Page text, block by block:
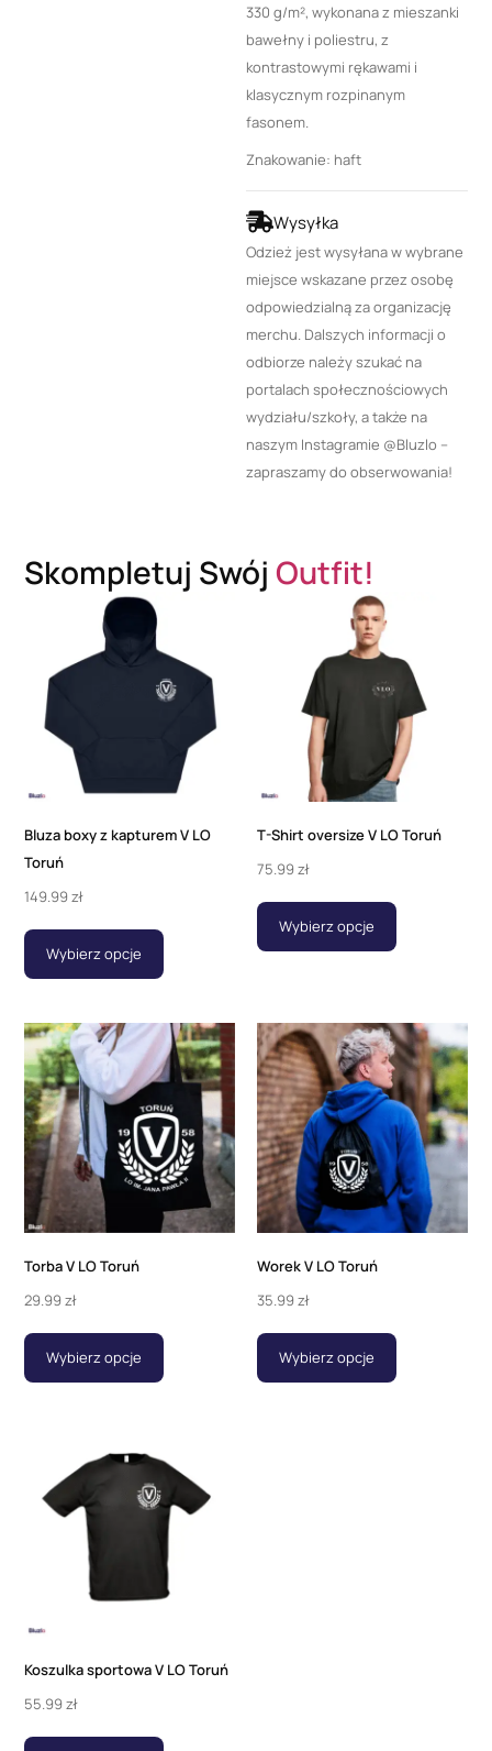
330 g/m², wykonana z mieszanki
bawełny i poliestru, z
kontrastowymi rękawami i
klasycznym rozpinanym
fasonem.
Znakowanie: haft
Wysyłka
Odzież jest wysyłana w wybrane
miejsce wskazane przez osobę
odpowiedzialną za organizację
merchu. Dalszych informacji o
odbiorze należy szukać na
portalach społecznościowych
wydziału/szkoły, a także na
naszym Instagramie @Bluzlo –
zapraszamy do obserwowania!
Skompletuj SwójOutfit!
Bluza boxy z kapturem V LO
Toruń
149.99zł
Wybierz opcje
T-Shirt oversize V LO Toruń
75.99 zł
Wybierz opcje
Torba V LO Toruń
29.99zł
Wybierz opcje
Worek V LO Toruń
35.99 zł
Wybierz opcje
Koszulka sportowa V LO Toruń
55.99zł